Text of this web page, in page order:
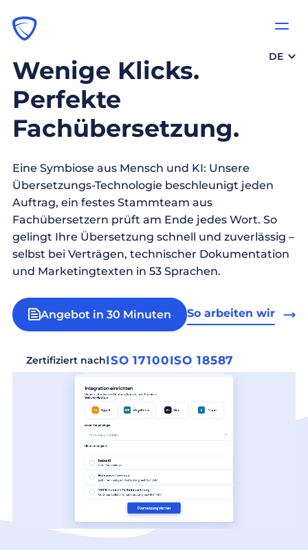
DE
Wenige Klicks.
Perfekte
Fachübersetzung.
Eine Symbiose aus Mensch und KI: Unsere
Übersetzungs-Technologie beschleunigt jeden
Auftrag, ein festes Stammteam aus
Fachübersetzern prüft am Ende jedes Wort. So
gelingt Ihre Übersetzung schnell und zuverlässig –
selbst bei Verträgen, technischer Dokumentation
und Marketingtexten in 53 Sprachen.
Angebot in 30 Minuten So arbeiten wir
Zertifiziert nachISO 17100ISO 18587